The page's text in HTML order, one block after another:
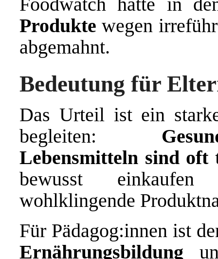
Produkte wegen
abgemahnt.
Bedeutung für
Das Urteil ist ein
begleiten:
Lebensmitteln sind oft
bewusst
wohlklingende
Für Pädagog:innen ist
Ernährungsbildung